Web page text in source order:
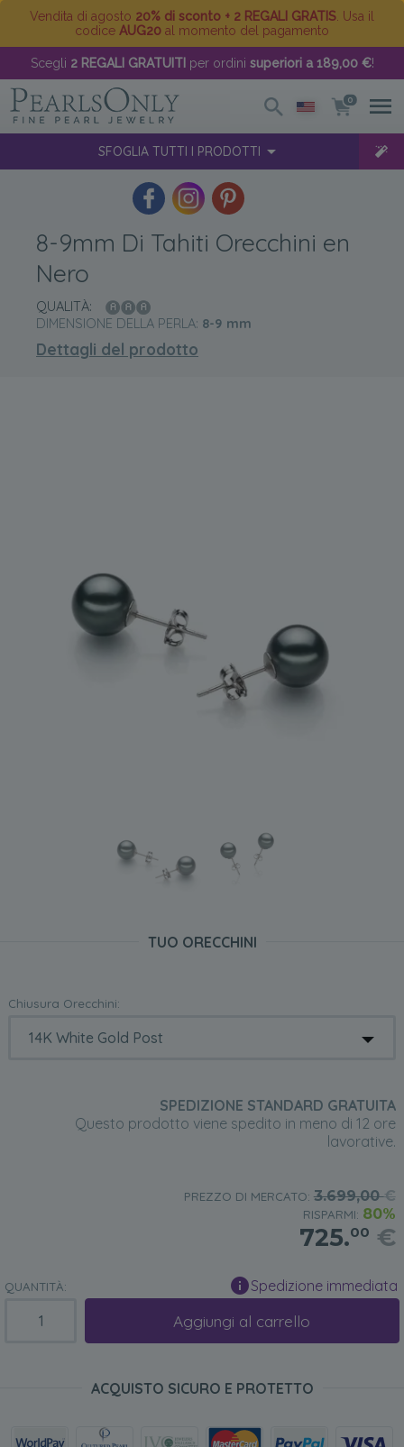
Vendita di agosto 20% di sconto + 2 REGALI GRATIS . Usa il
codice AUG20 al momento del pagamento
Scegli 2 REGALI GRATUITI per ordini superiori a 189,00 €!
0
SFOGLIA TUTTI I PRODOTTI
8-9mm Di Tahiti Orecchini en
Nero
QUALITÀ:
DIMENSIONE DELLA PERLA: 8-9 mm
Dettagli del prodotto
TUO ORECCHINI
Chiusura Orecchini:
SPEDIZIONE STANDARD GRATUITA
Questo prodotto viene spedito in meno di 12 ore
lavorative.
PREZZO DI MERCATO: 3.699,00€
RISPARMI: 80%
725.00 €
QUANTITÀ: Spedizione immediata
Aggiungi al carrello
ACQUISTO SICURO E PROTETTO